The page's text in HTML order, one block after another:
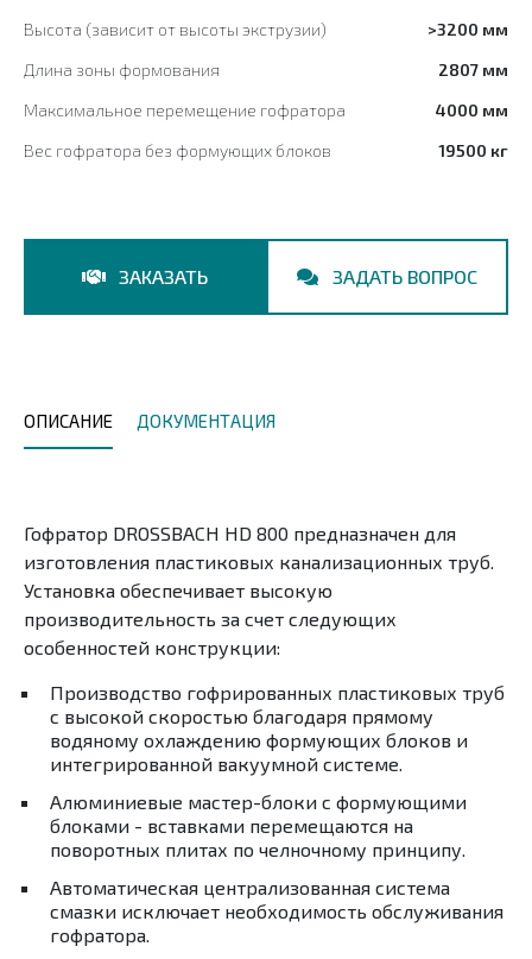
Высота (зависит от высоты экструзии)
>3200 мм
Длина зоны формования
2807 мм
Максимальное перемещение гофратора
4000 мм
Вес гофратора без формующих блоков
19500 кг
ЗАКАЗАТЬ ЗАДАТЬ ВОПРОС
ОПИСАНИЕ ДОКУМЕНТАЦИЯ
Гофратор DROSSBACH HD 800 предназначен для
изготовления пластиковых канализационных труб.
Установка обеспечивает высокую
производительность за счет следующих
особенностей конструкции:
Производство гофрированных пластиковых труб
с высокой скоростью благодаря прямому
водяному охлаждению формующих блоков и
интегрированной вакуумной системе.
Алюминиевые мастер-блоки с формующими
блоками - вставками перемещаются на
поворотных плитах по челночному принципу.
Автоматическая централизованная система
смазки исключает необходимость обслуживания
гофратора.